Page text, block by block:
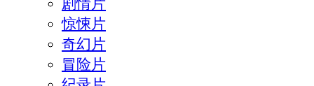
剧情片
惊悚片
奇幻片
冒险片